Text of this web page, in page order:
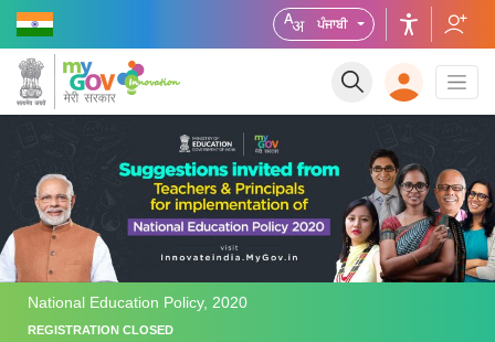
ਪੰਜਾਬੀ
National Education Policy, 2020
REGISTRATION CLOSED